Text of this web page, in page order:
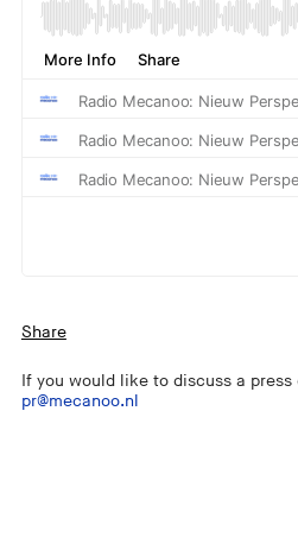
Share
If you would like to discuss a
pr@mecanoo.nl